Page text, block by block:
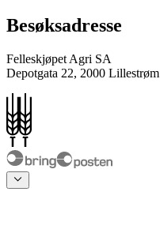
Besøksadresse
Felleskjøpet Agri SA
Depotgata 22, 2000 Lillestrøm